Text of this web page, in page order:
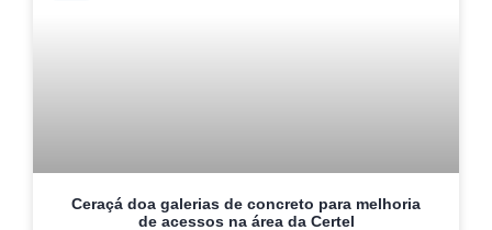
Ceraçá doa galerias de concreto para melhoria
de acessos na área da Certel